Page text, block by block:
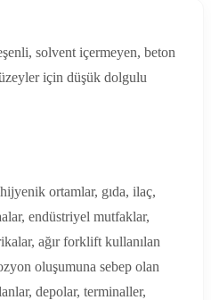
solvent içermeyen, beton
için düşük dolgulu
ortamlar, gıda, ilaç,
endüstriyel mutfaklar,
ağır forklift kullanılan
oluşumuna sebep olan
depolar, terminaller,